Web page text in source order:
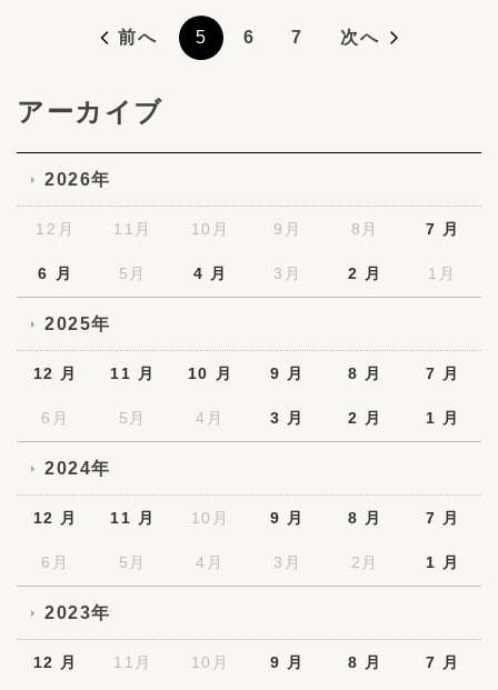
前へ 5 6 7 次へ
アーカイブ
2026年
12月 11月 10月 9月 8月 7 月
6 月 5月 4 月 3月 2 月 1月
2025年
12 月 11 月 10 月 9 月 8 月 7 月
6月 5月 4月 3 月 2 月 1 月
2024年
12 月 11 月 10月 9 月 8 月 7 月
6月 5月 4月 3月 2月 1 月
2023年
12 月 11月 10月 9 月 8 月 7 月